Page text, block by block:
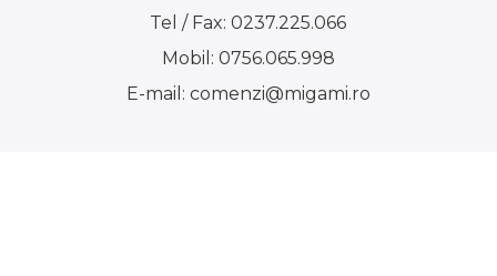
Tel / Fax:0237.225.066
Mobil: 0756.065.998
E-mail: comenzi@migami.ro